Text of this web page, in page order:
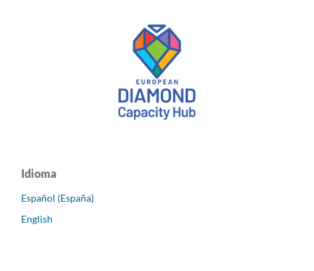
Idioma
Español (España)
English